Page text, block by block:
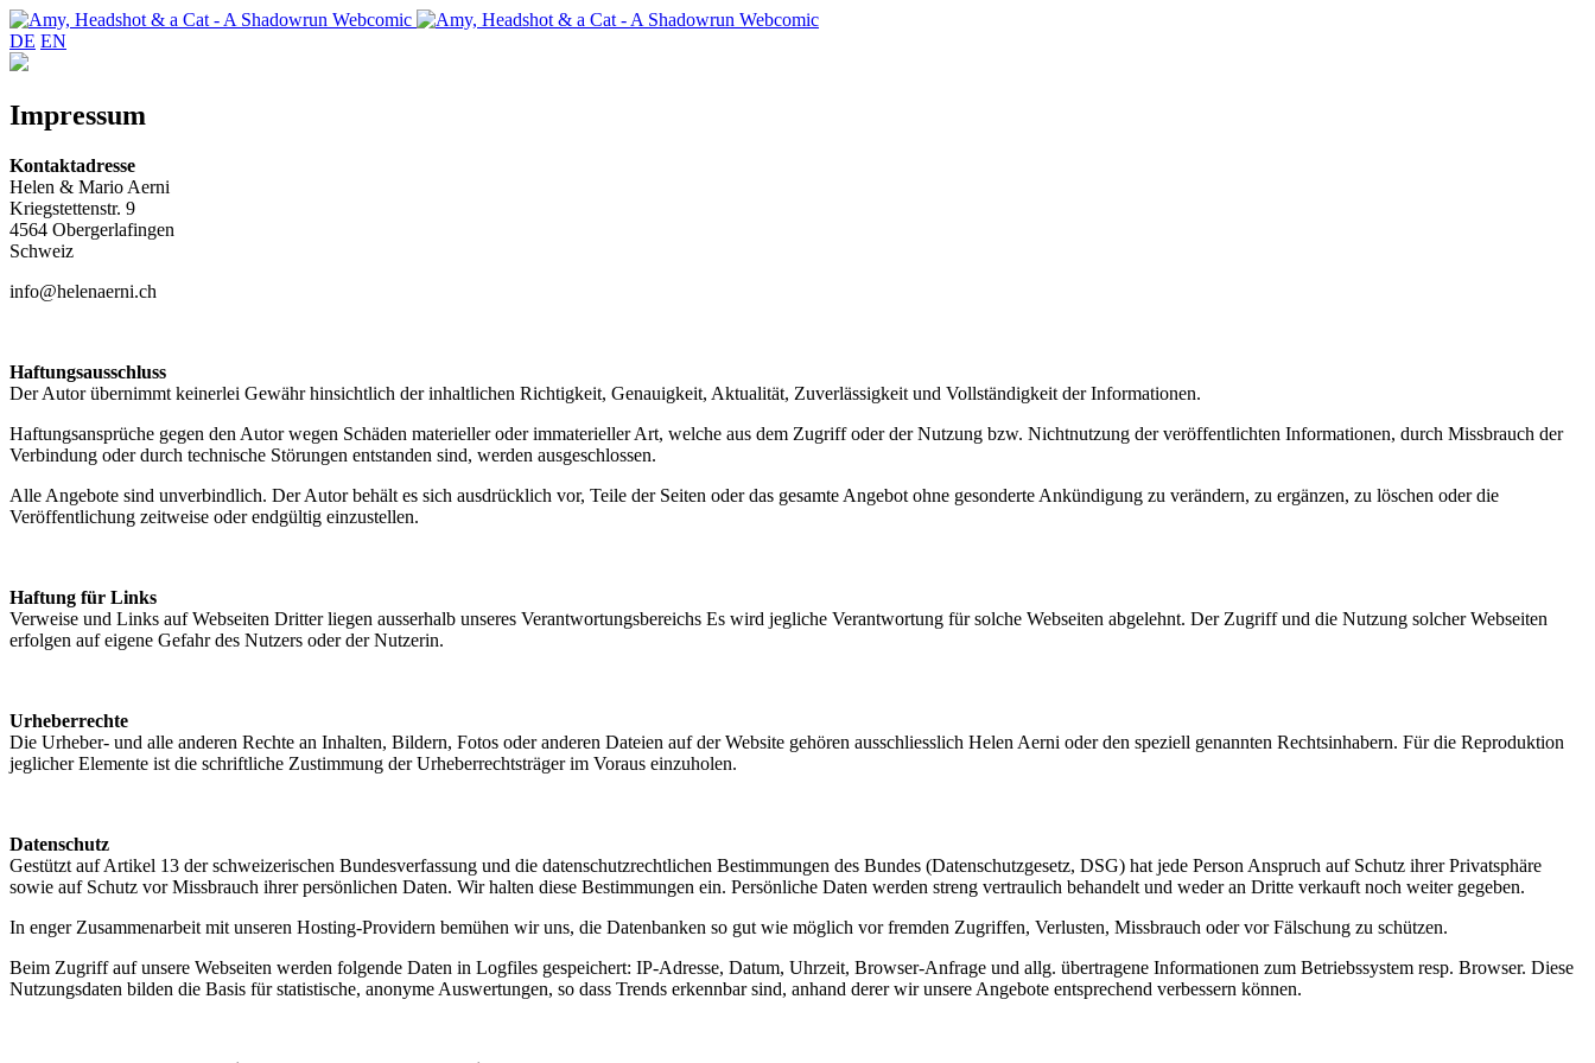
DE EN
Impressum
Kontaktadresse
Helen & Mario Aerni
Kriegstettenstr. 9
4564 Obergerlafingen
Schweiz
info@helenaerni.ch
Haftungsausschluss
Der Autor übernimmt keinerlei Gewähr hinsichtlich der inhaltlichen Richtigkeit, Genauigkeit, Aktualität, Zuverlässigkeit und Vollständigkeit der Informationen.
Haftungsansprüche gegen den Autor wegen Schäden materieller oder immaterieller Art, welche aus dem Zugriff oder der Nutzung bzw. Nichtnutzung der veröffentlichten Informationen, durch Missbrauch der
Verbindung oder durch technische Störungen entstanden sind, werden ausgeschlossen.
Alle Angebote sind unverbindlich. Der Autor behält es sich ausdrücklich vor, Teile der Seiten oder das gesamte Angebot ohne gesonderte Ankündigung zu verändern, zu ergänzen, zu löschen oder die
Veröffentlichung zeitweise oder endgültig einzustellen.
Haftung für Links
Verweise und Links auf Webseiten Dritter liegen ausserhalb unseres Verantwortungsbereichs Es wird jegliche Verantwortung für solche Webseiten abgelehnt. Der Zugriff und die Nutzung solcher Webseiten
erfolgen auf eigene Gefahr des Nutzers oder der Nutzerin.
Urheberrechte
Die Urheber- und alle anderen Rechte an Inhalten, Bildern, Fotos oder anderen Dateien auf der Website gehören ausschliesslich Helen Aerni oder den speziell genannten Rechtsinhabern. Für die Reproduktion
jeglicher Elemente ist die schriftliche Zustimmung der Urheberrechtsträger im Voraus einzuholen.
Datenschutz
Gestützt auf Artikel 13 der schweizerischen Bundesverfassung und die datenschutzrechtlichen Bestimmungen des Bundes (Datenschutzgesetz, DSG) hat jede Person Anspruch auf Schutz ihrer Privatsphäre
sowie auf Schutz vor Missbrauch ihrer persönlichen Daten. Wir halten diese Bestimmungen ein. Persönliche Daten werden streng vertraulich behandelt und weder an Dritte verkauft noch weiter gegeben.
In enger Zusammenarbeit mit unseren Hosting-Providern bemühen wir uns, die Datenbanken so gut wie möglich vor fremden Zugriffen, Verlusten, Missbrauch oder vor Fälschung zu schützen.
Beim Zugriff auf unsere Webseiten werden folgende Daten in Logfiles gespeichert: IP-Adresse, Datum, Uhrzeit, Browser-Anfrage und allg. übertragene Informationen zum Betriebssystem resp. Browser. Diese
Nutzungsdaten bilden die Basis für statistische, anonyme Auswertungen, so dass Trends erkennbar sind, anhand derer wir unsere Angebote entsprechend verbessern können.